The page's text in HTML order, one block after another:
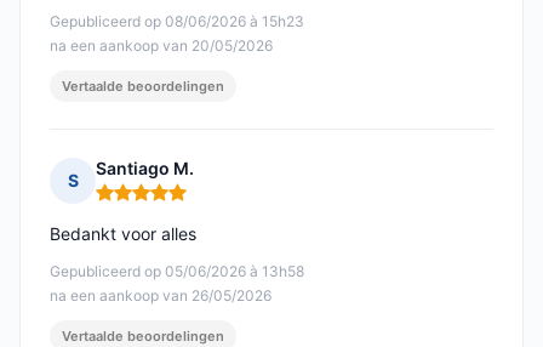
Gepubliceerd op 08/06/2026 à 15h23
na een aankoop van 20/05/2026
Vertaalde beoordelingen
S
Santiago M.
Opmerking: 5 van 5
Gepubliceerd op 05/06/2026 à 13h58
na een aankoop van 26/05/2026
Bedankt voor alles
Vertaalde beoordelingen